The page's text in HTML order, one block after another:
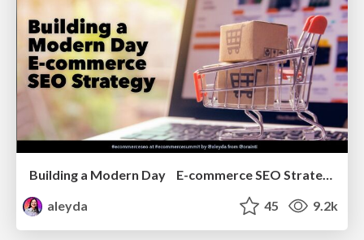
Building a Modern Day E-commerce SEO Strategy
aleyda
45 9.2k